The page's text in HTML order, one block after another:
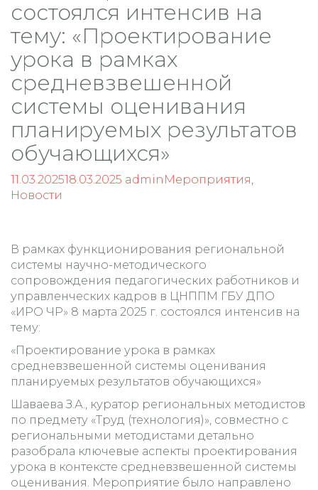
состоялся интенсив на
тему: «Проектирование
урока в рамках
средневзвешенной
системы оценивания
планируемых результатов
обучающихся»
11.03.202518.03.2025 admin Мероприятия,
Новости
В рамках функционирования региональной
системы научно-методического
сопровождения педагогических работников и
управленческих кадров в ЦНППМ ГБУ ДПО
«ИРО ЧР» 8 марта 2025 г. состоялся интенсив на
тему:
«Проектирование урока в рамках
средневзвешенной системы оценивания
планируемых результатов обучающихся»
Шаваева З.А., куратор региональных методистов
по предмету «Труд (технология)», совместно с
региональными методистами детально
разобрала ключевые аспекты проектирования
урока в контексте средневзвешенной системы
оценивания. Мероприятие было направлено